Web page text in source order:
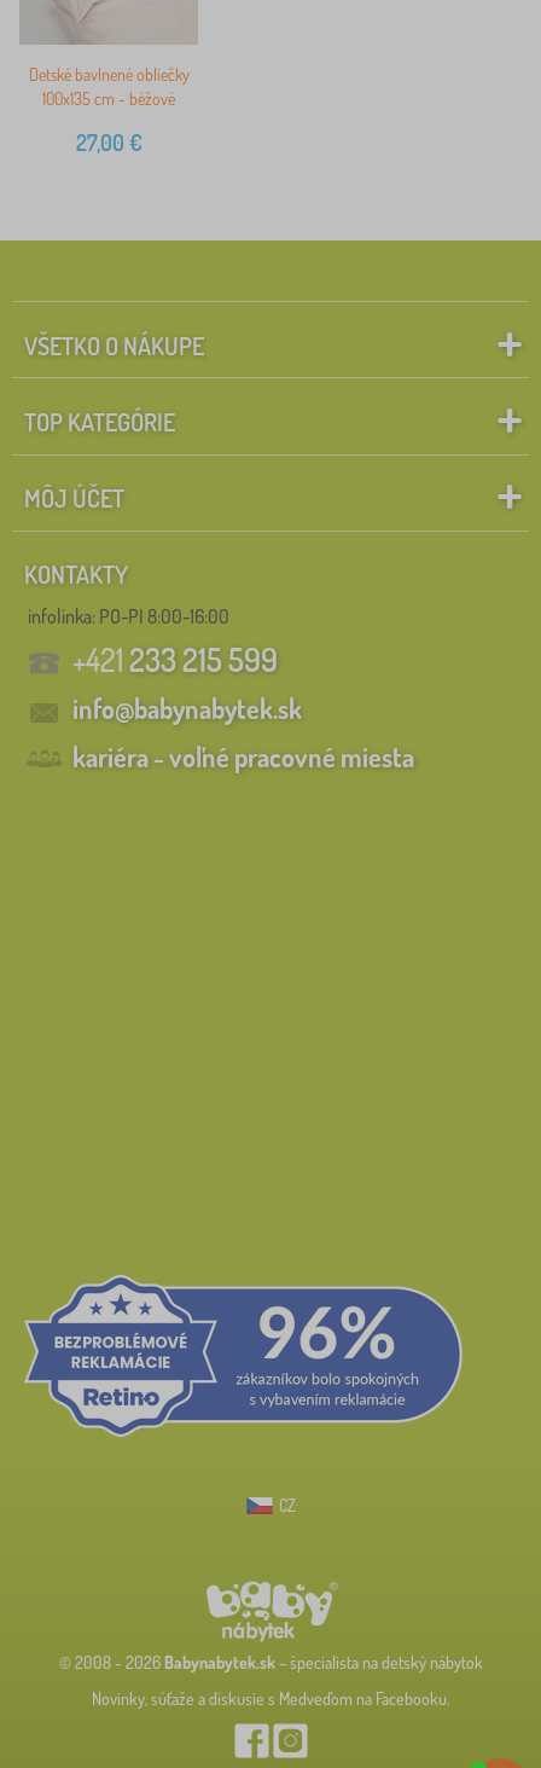
Detské bavlnené obliečky
100x135 cm - béžové
27,00 €
VŠETKO O NÁKUPE
TOP KATEGÓRIE
MÔJ ÚČET
KONTAKTY
infolinka: PO-PI 8:00-16:00
+421233 215 599
info@babynabytek.sk
kariéra - voľné pracovné miesta
CZ
© 2008 - 2026 Babynabytek.sk– špecialista na detský nábytok
Novinky, súťaže a diskusie s Medveďom na Facebooku.